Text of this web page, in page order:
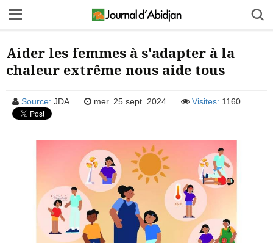
Aider les femmes à s'adapter à la
chaleur extrême nous aide tous
Source: JDA mer. 25 sept. 2024 Visites: 1160